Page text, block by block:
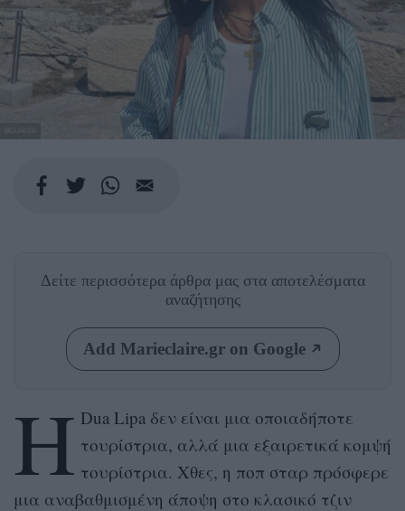
Δείτε περισσότερα άρθρα μας στα αποτελέσματα
αναζήτησης
Add Marieclaire.gr on Google
Η Dua Lipa δεν είναι μια οποιαδήποτε
τουρίστρια, αλλά μια εξαιρετικά κομψή
τουρίστρια. Xθες, η ποπ σταρ πρόσφερε
μια αναβαθμισμένη άποψη στο κλασικό τζιν